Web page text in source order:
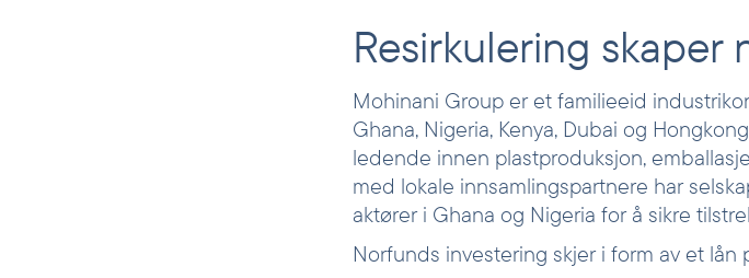
Resirkulering skaper
Mohinani Group er et familieeid
Ghana, Nigeria, Kenya, Dubai og
ledende innen plastproduksjon,
med lokale innsamlingspartnere har
aktører i Ghana og Nigeria for å sikre
Norfunds investering skjer i form av et lån